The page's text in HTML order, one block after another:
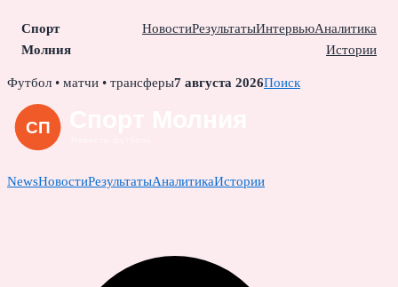
Спорт
Молния
НовостиРезультатыИнтервьюАналитика
Истории
Skip
content
Футбол • матчи • трансферы7 августа 2026Поиск
NewsНовостиРезультатыАналитикаИстории